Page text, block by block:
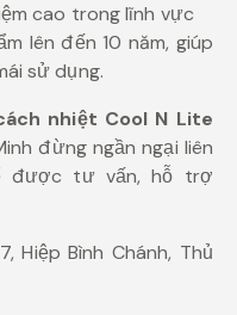
cao trong lĩnh vực
lên đến 10 năm, giúp
sử dụng.
nhiệt Cool N Lite
đừng ngần ngại liên
được tư vấn, hỗ trợ
Hiệp Bình Chánh, Thủ